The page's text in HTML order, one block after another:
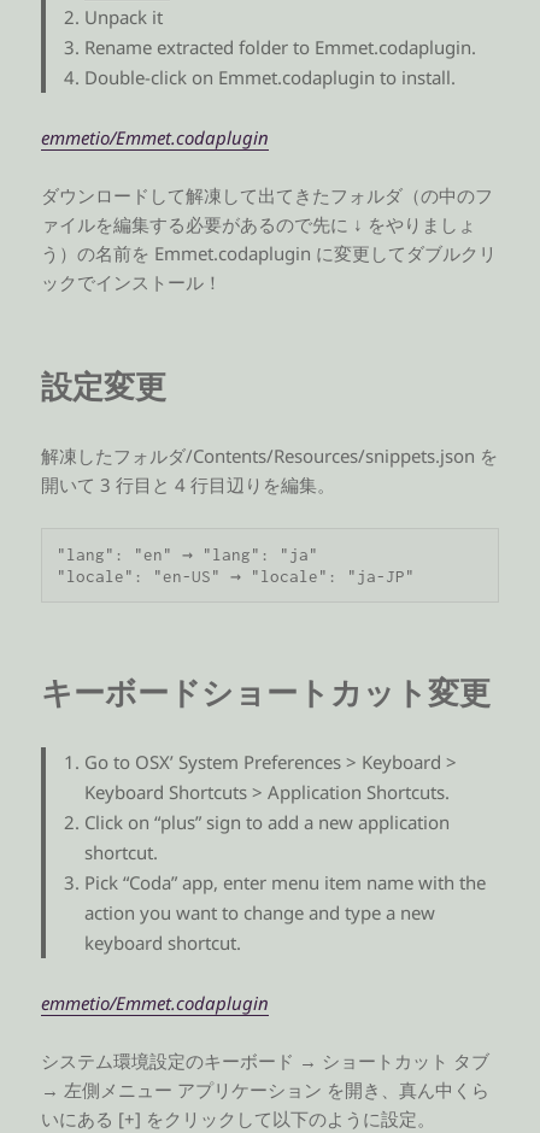
Unpack it
Rename extracted folder to Emmet.codaplugin.
Double-click on Emmet.codaplugin to install.
emmetio/Emmet.codaplugin
ダウンロードして解凍して出てきたフォルダ（の中のフ
ァイルを編集する必要があるので先に ↓ をやりましょ
う）の名前を Emmet.codaplugin に変更してダブルクリ
ックでインストール！
設定変更
解凍したフォルダ/Contents/Resources/snippets.json を
開いて 3 行目と 4 行目辺りを編集。
"lang": "en" → "lang": "ja"
"locale": "en-US" → "locale": "ja-JP"
キーボードショートカット変更
Go to OSX’ System Preferences > Keyboard >
Keyboard Shortcuts > Application Shortcuts.
Click on “plus” sign to add a new application
shortcut.
Pick “Coda” app, enter menu item name with the
action you want to change and type a new
keyboard shortcut.
emmetio/Emmet.codaplugin
システム環境設定のキーボード → ショートカット タブ
→ 左側メニュー アプリケーション を開き、真ん中くら
いにある [+] をクリックして以下のように設定。